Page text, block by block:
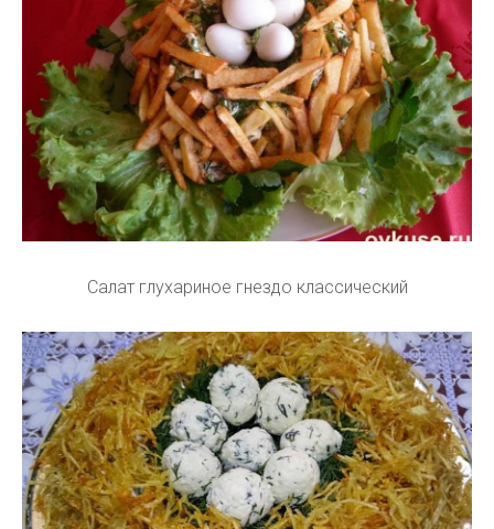
Салат глухариное гнездо классический